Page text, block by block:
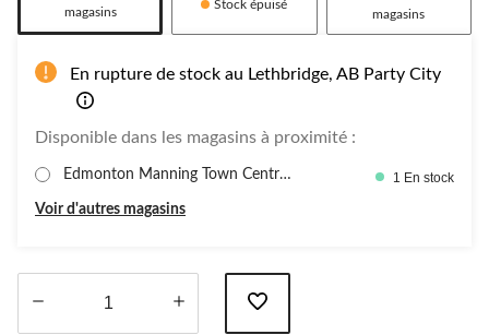
magasins
Stock épuisé
magasins
En rupture de stock au Lethbridge, AB Party City
Disponible dans les magasins à proximité :
Edmonton Manning Town Centre,
1 En stock
Voir d'autres magasins